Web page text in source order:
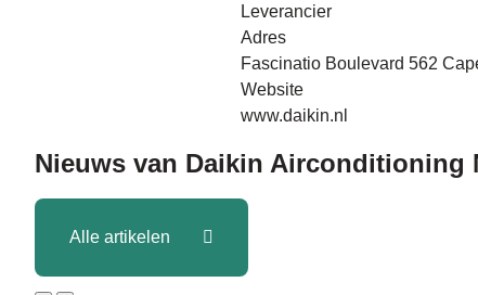
Leverancier
Adres
Fascinatio Boulevard 562
Website
www.daikin.nl
Nieuws van Daikin Airconditioning
Alle artikelen